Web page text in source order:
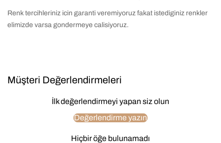
Renk tercihleriniz icin garanti veremiyoruz fakat istediginiz renkler
elimizde varsa gondermeye calisiyoruz.
Müşteri Değerlendirmeleri
İlk değerlendirmeyi yapan siz olun
Değerlendirme yazın
Hiçbir öğe bulunamadı